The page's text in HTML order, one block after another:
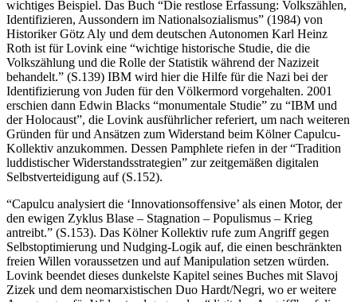
wichtiges Beispiel. Das Buch “Die restlose Erfassung: Volkszählen,
Identifizieren, Aussondern im Nationalsozialismus” (1984) von
Historiker Götz Aly und dem deutschen Autonomen Karl Heinz
Roth ist für Lovink eine “wichtige historische Studie, die die
Volkszählung und die Rolle der Statistik während der Nazizeit
behandelt.” (S.139) IBM wird hier die Hilfe für die Nazi bei der
Identifizierung von Juden für den Völkermord vorgehalten. 2001
erschien dann Edwin Blacks “monumentale Studie” zu “IBM und
der Holocaust”, die Lovink ausführlicher referiert, um nach weiteren
Gründen für und Ansätzen zum Widerstand beim Kölner Capulcu-
Kollektiv anzukommen. Dessen Pamphlete riefen in der “Tradition
luddistischer Widerstandsstrategien” zur zeitgemäßen digitalen
Selbstverteidigung auf (S.152).
“Capulcu analysiert die ‘Innovationsoffensive’ als einen Motor, der
den ewigen Zyklus Blase – Stagnation – Populismus – Krieg
antreibt.” (S.153). Das Kölner Kollektiv rufe zum Angriff gegen
Selbstoptimierung und Nudging-Logik auf, die einen beschränkten
freien Willen voraussetzen und auf Manipulation setzen würden.
Lovink beendet dieses dunkelste Kapitel seines Buches mit Slavoj
Zizek und dem neomarxistischen Duo Hardt/Negri, wo er weitere